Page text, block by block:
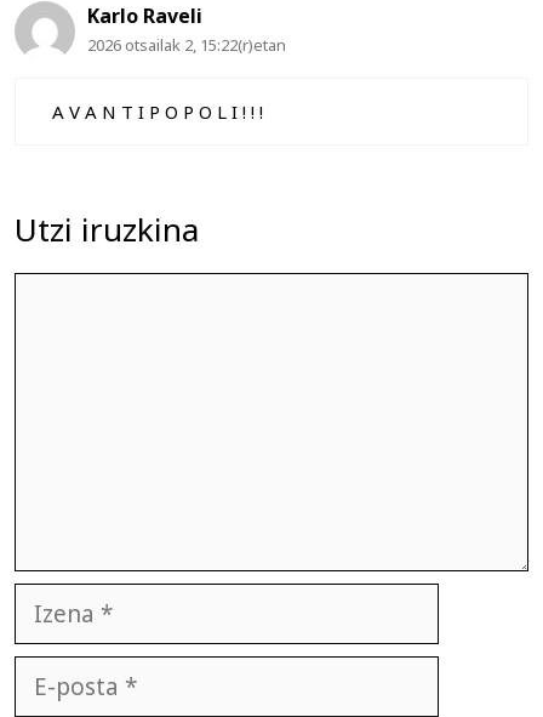
Karlo Raveli
2026 otsailak 2, 15:22(r)etan
A V A N T I P O P O L I ! ! !
Utzi iruzkina
posta